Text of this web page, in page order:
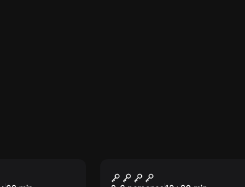
Nuevo
Misterios de Kemet